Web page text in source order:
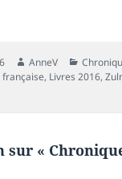
Auteur
AnneV
, Livres 2016,
sur «